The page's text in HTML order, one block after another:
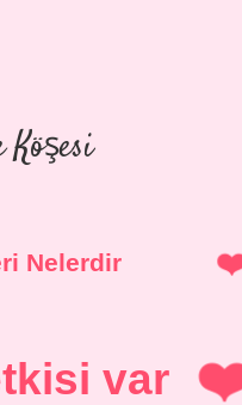
Köşesi
Nelerdir
var